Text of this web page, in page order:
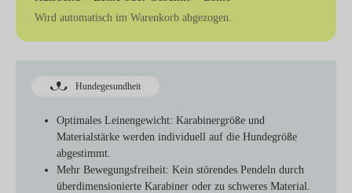
Wird automatisch im Warenkorb abgezogen.
Hundegesundheit
Optimales Leinengewicht: Karabinergröße und
Materialstärke werden individuell auf die Hundegröße
abgestimmt.
Mehr Bewegungsfreiheit: Kein störendes Pendeln durch
überdimensionierte Karabiner oder zu schweres Material.